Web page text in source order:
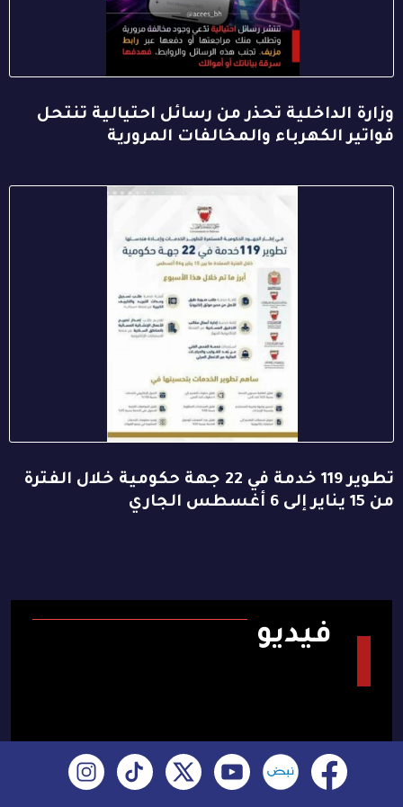
وزارة الداخلية تحذر من رسائل احتيالية تنتحل
فواتير الكهرباء والمخالفات المرورية
تطوير 119 خدمة في 22 جهة حكومية خلال الفترة
من 15 يناير إلى 6 أغسطس الجاري
فيديو